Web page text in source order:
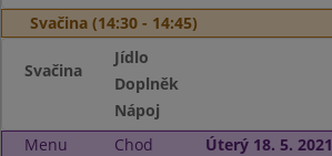
Svačina (14:30 - 14:45)
Svačina
Jídlo
Doplněk
Nápoj
Menu
Chod
Úterý 18. 5. 2021